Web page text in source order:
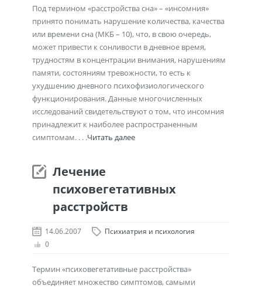
Под термином «расстройства сна» – «инсомния»
принято понимать нарушение количества, качества
или времени сна (МКБ – 10), что, в свою очередь,
может привести к сонливости в дневное время,
трудностям в концентрации внимания, нарушениям
памяти, состояниям тревожности, то есть к
ухудшению дневного психофизиологического
функционирования. Данные многочисленных
исследований свидетельствуют о том, что инсомния
принадлежит к наиболее распространенным
симптомам. . . .Читать далее
Лечение
психовегетативных
расстройств
14.06.2007
Психиатрия и психология
0
Термин «психовегетативные расстройства»
объединяет множество симптомов, самыми